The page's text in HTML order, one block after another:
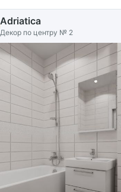
Adriatica
Декор по центру № 2